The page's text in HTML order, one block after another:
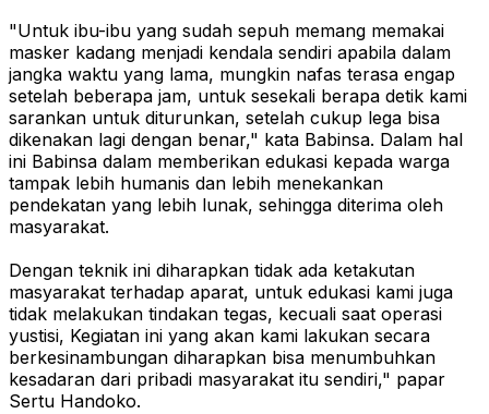
"Untuk ibu-ibu yang sudah sepuh memang memakai
masker kadang menjadi kendala sendiri apabila dalam
jangka waktu yang lama, mungkin nafas terasa engap
setelah beberapa jam, untuk sesekali berapa detik kami
sarankan untuk diturunkan, setelah cukup lega bisa
dikenakan lagi dengan benar," kata Babinsa. Dalam hal
ini Babinsa dalam memberikan edukasi kepada warga
tampak lebih humanis dan lebih menekankan
pendekatan yang lebih lunak, sehingga diterima oleh
masyarakat.
Dengan teknik ini diharapkan tidak ada ketakutan
masyarakat terhadap aparat, untuk edukasi kami juga
tidak melakukan tindakan tegas, kecuali saat operasi
yustisi, Kegiatan ini yang akan kami lakukan secara
berkesinambungan diharapkan bisa menumbuhkan
kesadaran dari pribadi masyarakat itu sendiri," papar
Sertu Handoko.